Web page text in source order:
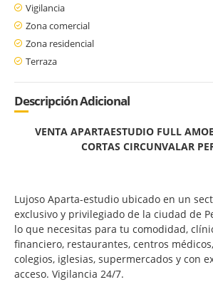
Vigilancia
Zona comercial
Zona residencial
Terraza
Descripción Adicional
VENTA APARTAESTUDIO FULL
CORTAS CIRCUNVALAR
Lujoso Aparta-estudio ubicado en un
exclusivo y privilegiado de la ciudad de
lo que necesitas para tu comodidad,
financiero, restaurantes, centros
colegios, iglesias, supermercados y con
acceso. Vigilancia 24/7.